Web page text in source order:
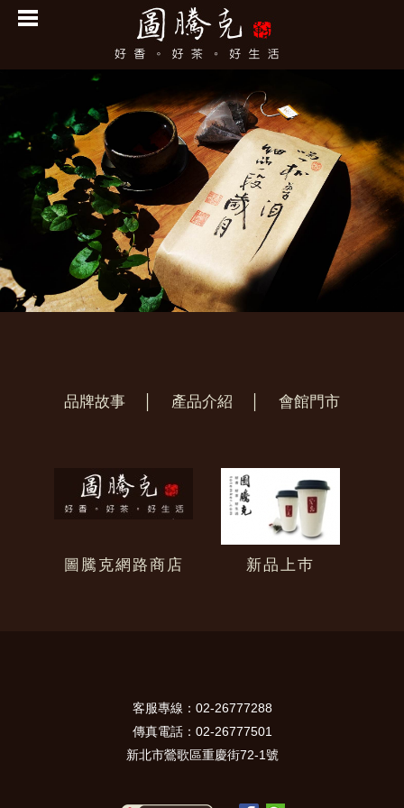
品牌故事 產品介紹 會館門市
圖騰克網路商店 新品上巿
客服專線：02-26777288
傳真電話：02-26777501
新北市鶯歌區重慶街72-1號